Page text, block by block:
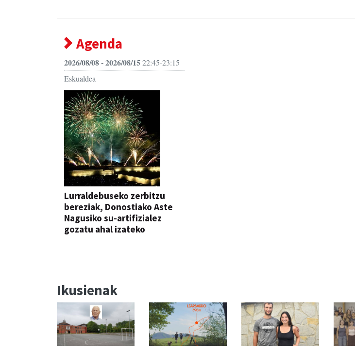
Agenda
2026/08/08 - 2026/08/1522:45-23:15
Eskualdea
Lurraldebuseko zerbitzu
bereziak, Donostiako Aste
Nagusiko su-artifizialez
gozatu ahal izateko
Ikusienak